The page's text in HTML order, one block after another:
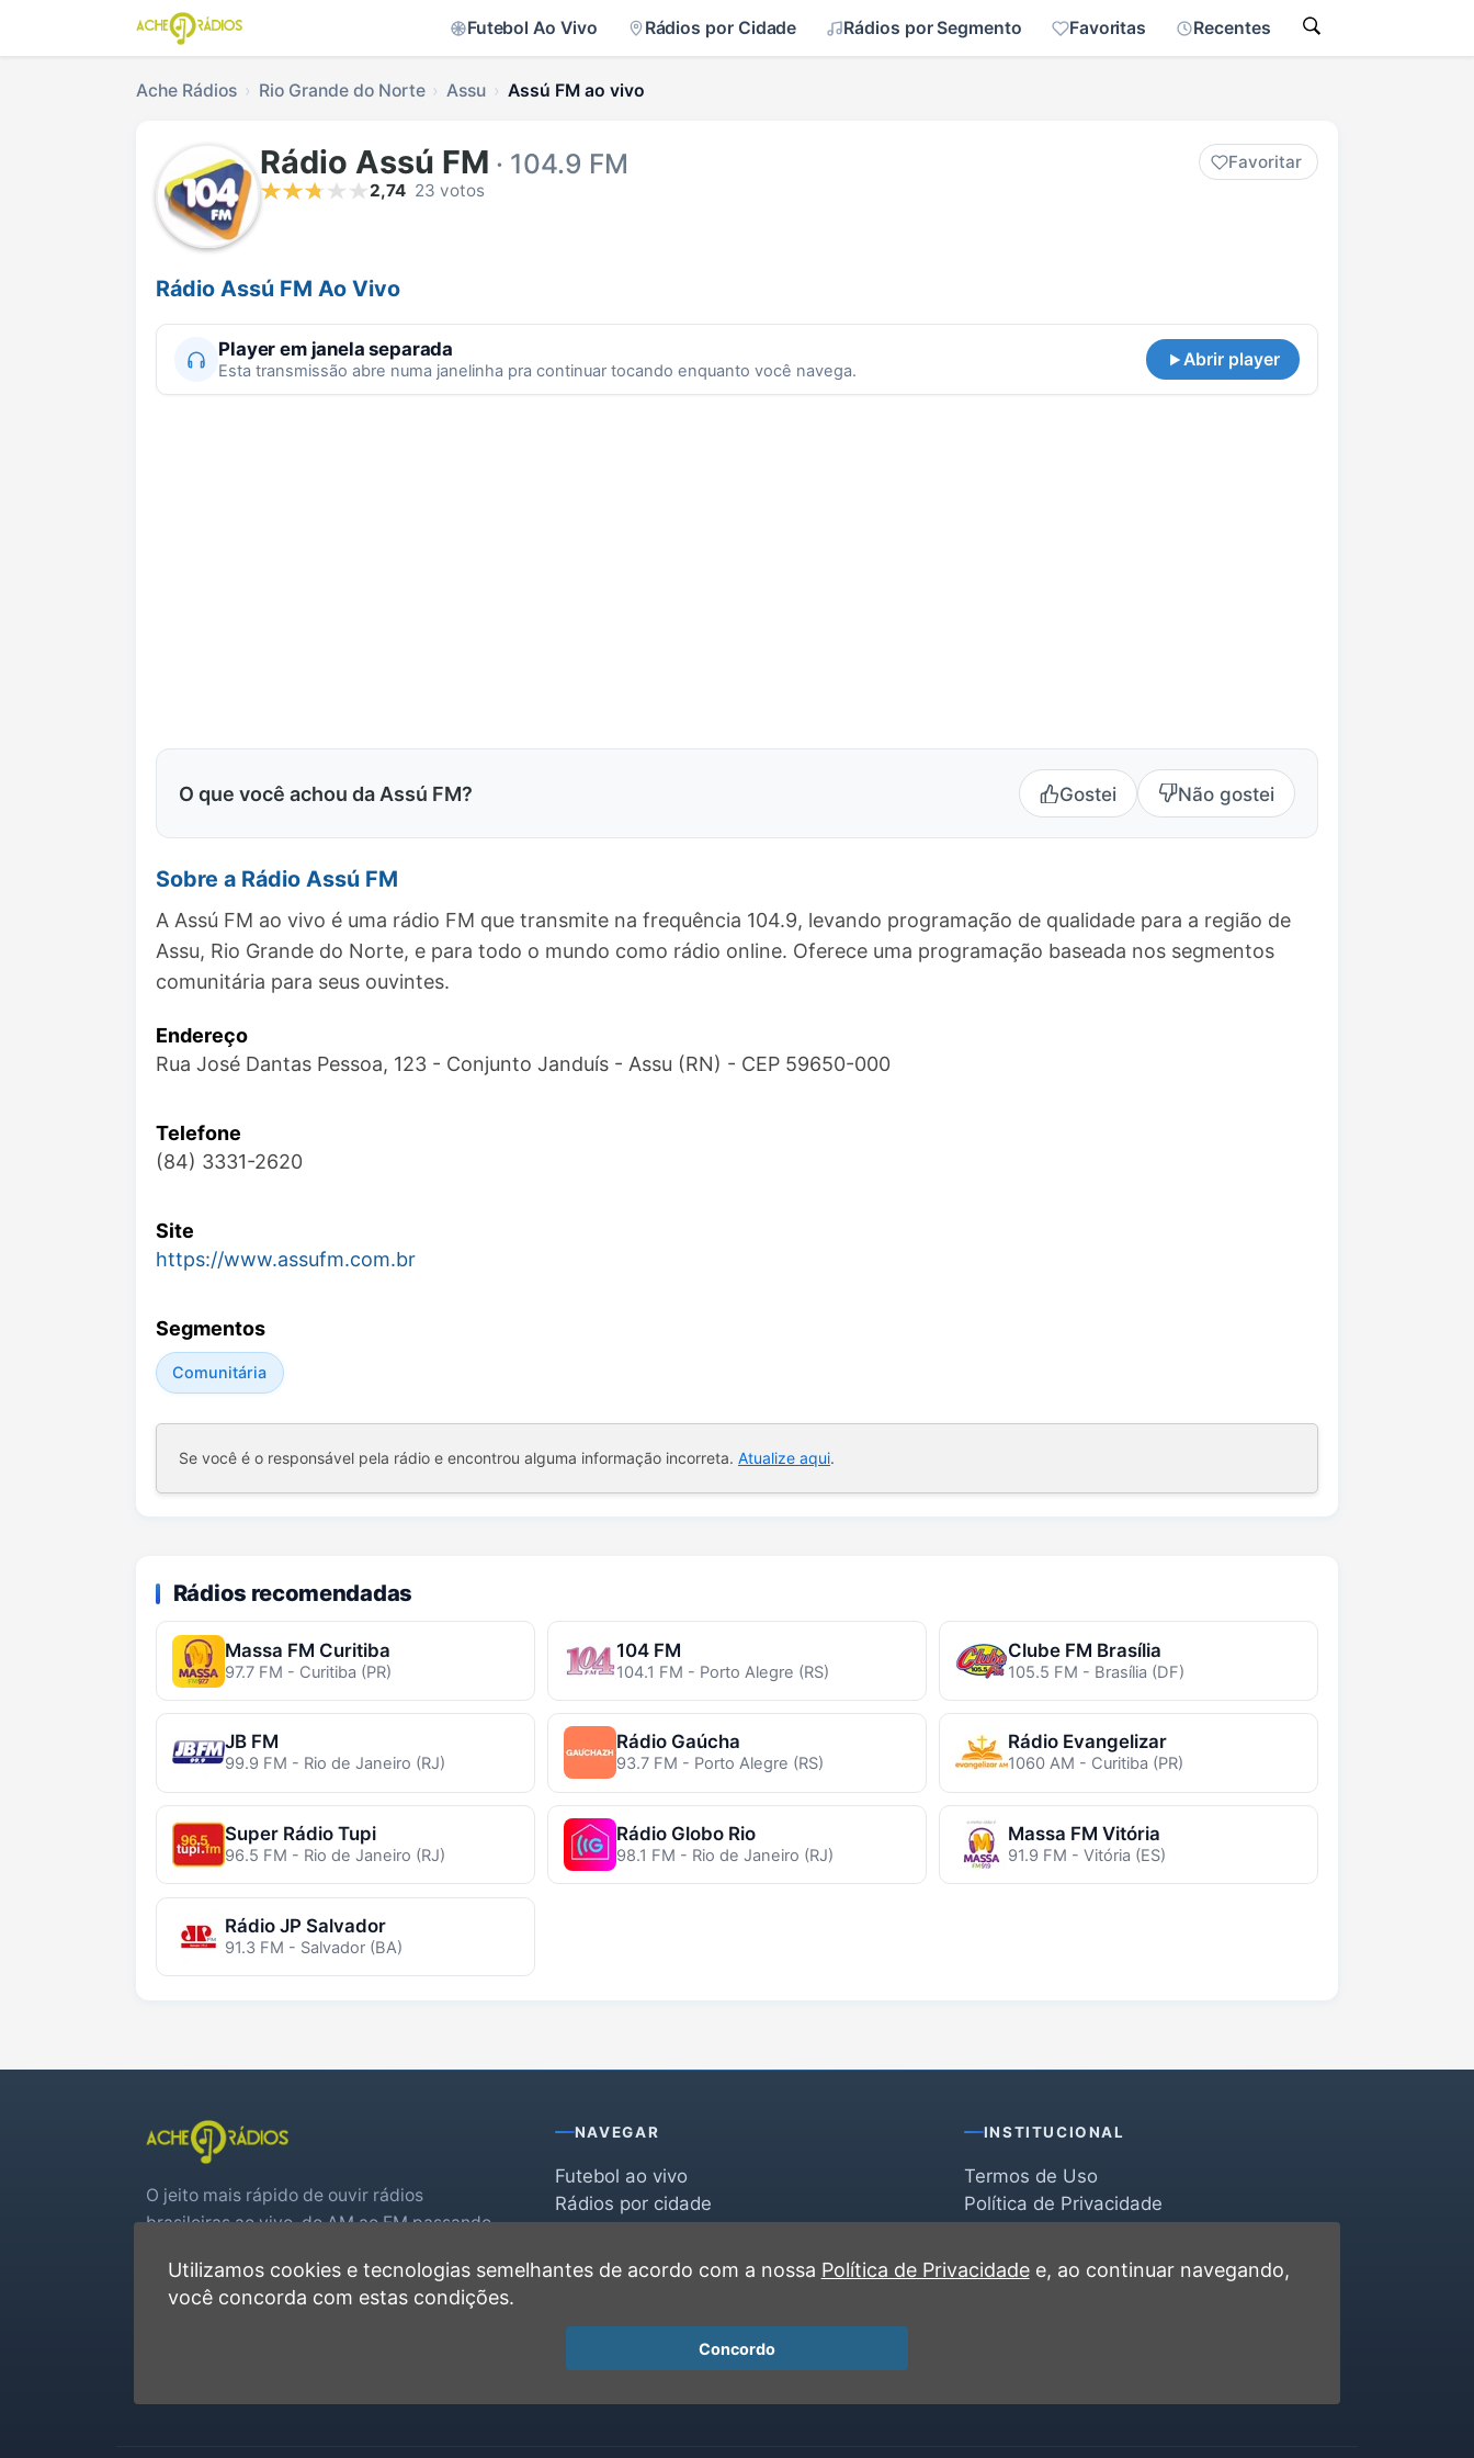
Futebol Ao Vivo Rádios por Cidade Rádios por Segmento Favoritas Recentes
Ache Rádios Rio Grande do Norte Assu Assú FM ao vivo
Rádio Assú FM · 104.9 FM
Favoritar
2,74 23 votos
Rádio Assú FM Ao Vivo
Player em janela separada
Esta transmissão abre numa janelinha pra continuar tocando enquanto você navega.
Abrir player
O que você achou da Assú FM? Gostei Não gostei
Sobre a Rádio Assú FM
A Assú FM ao vivo é uma rádio FM que transmite na frequência 104.9, levando programação de qualidade para a região de
Assu, Rio Grande do Norte, e para todo o mundo como rádio online. Oferece uma programação baseada nos segmentos
comunitária para seus ouvintes.
Endereço
Rua José Dantas Pessoa, 123 - Conjunto Janduís - Assu (RN) - CEP 59650-000
Telefone
(84) 3331-2620
Site
https://www.assufm.com.br
Segmentos
Comunitária
Se você é o responsável pela rádio e encontrou alguma informação incorreta. Atualize aqui.
Rádios recomendadas
Massa FM Curitiba
97.7 FM - Curitiba (PR)
104 FM
104.1 FM - Porto Alegre (RS)
Clube FM Brasília
105.5 FM - Brasília (DF)
JB FM
99.9 FM - Rio de Janeiro (RJ)
Rádio Gaúcha
93.7 FM - Porto Alegre (RS)
Rádio Evangelizar
1060 AM - Curitiba (PR)
Super Rádio Tupi
96.5 FM - Rio de Janeiro (RJ)
Rádio Globo Rio
98.1 FM - Rio de Janeiro (RJ)
Massa FM Vitória
91.9 FM - Vitória (ES)
Rádio JP Salvador
91.3 FM - Salvador (BA)
O jeito mais rápido de ouvir rádios
brasileiras ao vivo, do AM ao FM passando
real.
NAVEGAR
Futebol ao vivo
Rádios por cidade
Favoritas
INSTITUCIONAL
Termos de Uso
Política de Privacidade
Contato
Utilizamos cookies e tecnologias semelhantes de acordo com a nossa Política de Privacidadee, ao continuar navegando,
você concorda com estas condições.
Concordo